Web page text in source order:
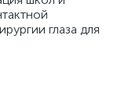
глаза для